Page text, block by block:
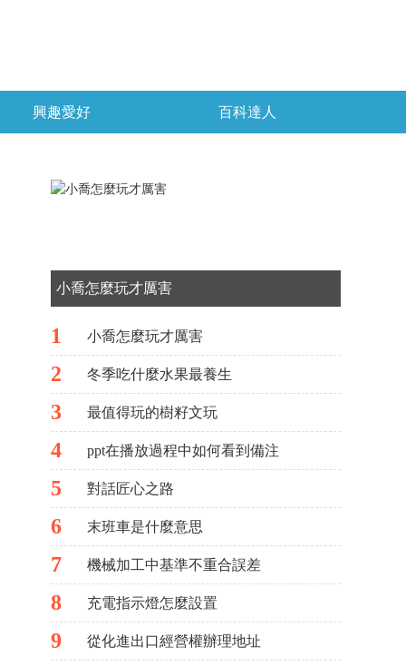
興趣愛好 百科達人
小喬怎麼玩才厲害
1 小喬怎麼玩才厲害
2 冬季吃什麼水果最養生
3 最值得玩的樹籽文玩
4 ppt在播放過程中如何看到備注
5 對話匠心之路
6 末班車是什麼意思
7 機械加工中基準不重合誤差
8 充電指示燈怎麼設置
9 從化進出口經營權辦理地址